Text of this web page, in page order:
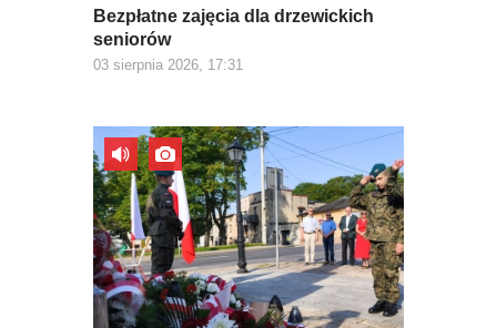
Bezpłatne zajęcia dla drzewickich
seniorów
03 sierpnia 2026, 17:31